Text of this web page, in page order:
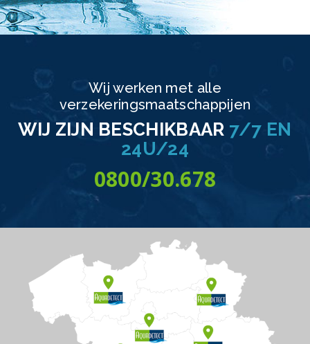
Wij werken met alle
verzekeringsmaatschappijen
WIJ ZIJN BESCHIKBAAR 7/7 EN
24U/24
0800/30.678